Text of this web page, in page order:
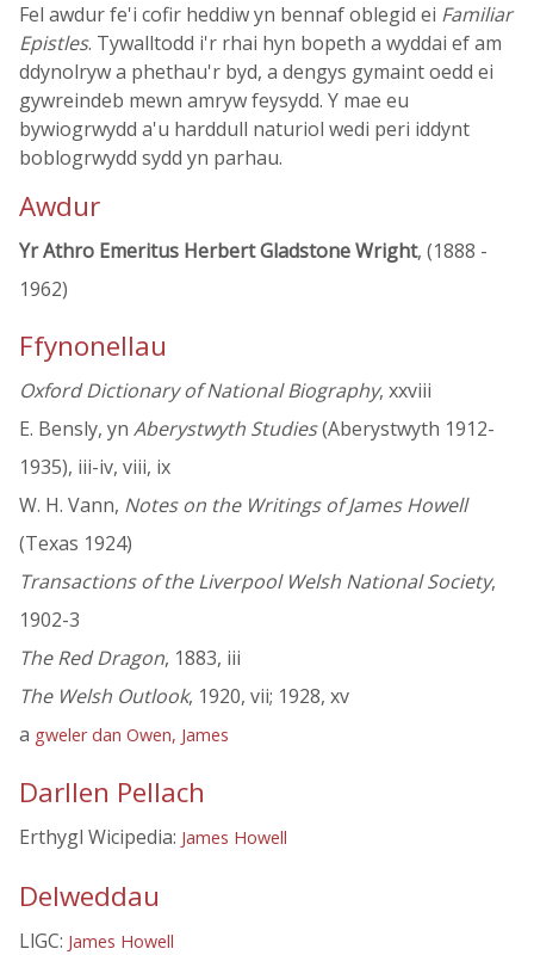
Fel awdur fe'i cofir heddiw yn bennaf oblegid ei Familiar
Epistles. Tywalltodd i'r rhai hyn bopeth a wyddai ef am
ddynolryw a phethau'r byd, a dengys gymaint oedd ei
gywreindeb mewn amryw feysydd. Y mae eu
bywiogrwydd a'u harddull naturiol wedi peri iddynt
boblogrwydd sydd yn parhau.
Awdur
Yr Athro Emeritus Herbert Gladstone Wright, (1888 -
1962)
Ffynonellau
Oxford Dictionary of National Biography, xxviii
E. Bensly, yn Aberystwyth Studies(Aberystwyth 1912-
1935), iii-iv, viii, ix
W. H. Vann, Notes on the Writings of James Howell
(Texas 1924)
Transactions of the Liverpool Welsh National Society,
1902-3
The Red Dragon, 1883, iii
The Welsh Outlook, 1920, vii; 1928, xv
a gweler dan Owen, James
Darllen Pellach
Erthygl Wicipedia: James Howell
Delweddau
LlGC: James Howell